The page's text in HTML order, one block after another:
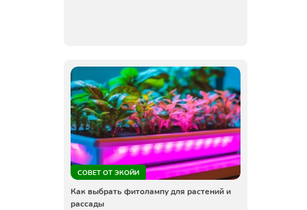
СОВЕТ ОТ ЭКОЙИ
Как выбрать фитолампу для растений и
рассады